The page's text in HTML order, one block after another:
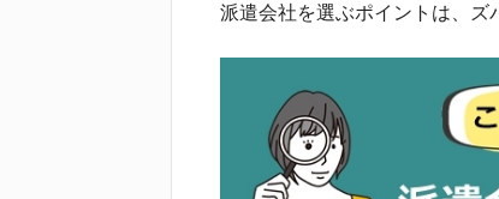
派遣会社を選ぶポイントは、ズ